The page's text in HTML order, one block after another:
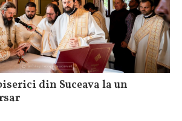
din Suceava la un